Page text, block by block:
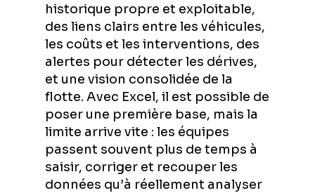
historique propre et exploitable,
des liens clairs entre les véhicules,
les coûts et les interventions, des
alertes pour détecter les dérives,
et une vision consolidée de la
flotte. Avec Excel, il est possible de
poser une première base, mais la
limite arrive vite : les équipes
passent souvent plus de temps à
saisir, corriger et recouper les
données qu’à réellement analyser